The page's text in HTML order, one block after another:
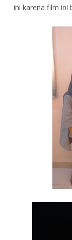
ini karena film ini